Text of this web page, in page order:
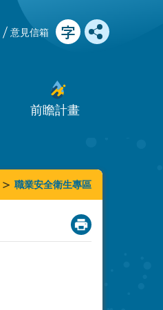
意見信箱
前瞻計畫
職業安全衛生專區
_